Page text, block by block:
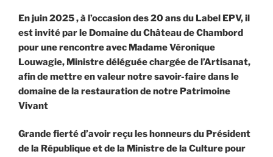
En juin 2025 , à l’occasion des 20 ans du Label EPV, il
est invité par le Domaine du Château de Chambord
pour une rencontre avec Madame Véronique
Louwagie, Ministre déléguée chargée de l’Artisanat,
afin de mettre en valeur notre savoir-faire dans le
domaine de la restauration de notre Patrimoine
Vivant
Grande fierté d’avoir reçu les honneurs du Président
de la République et de la Ministre de la Culture pour